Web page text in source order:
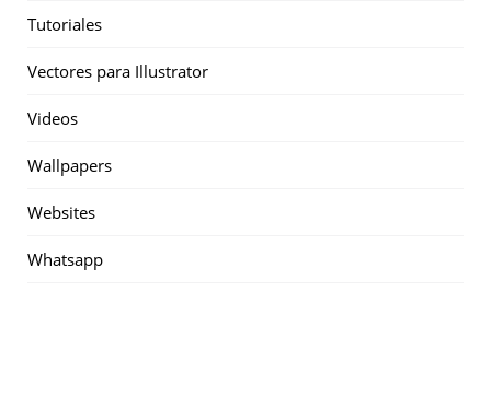
Tutoriales
Vectores para Illustrator
Videos
Wallpapers
Websites
Whatsapp